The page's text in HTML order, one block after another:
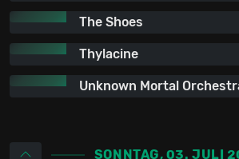
The Shoes
Thylacine
Unknown Mortal
SONNTAG, 03. JULI